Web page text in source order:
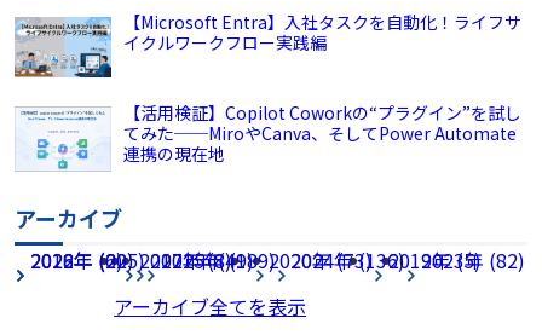
【Microsoft Entra】入社タスクを自動化！ライフサ
イクルワークフロー実践編
【活用検証】Copilot Coworkの“プラグイン”を試し
てみた──MiroやCanva、そしてPower Automate
連携の現在地
アーカイブ
2026年 (225) 2025年 (189) 2024年 (136) 2023年 (82)
2022年 (60) 2021年 (49) 2020年 (73) 2019年 (5)
2018年 (2) 2017年 (8)
アーカイブ全てを表示